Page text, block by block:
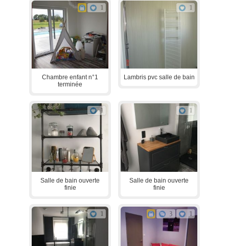
1
Chambre enfant n°1
terminée
1
Lambris pvc salle de bain
1
Salle de bain ouverte
finie
1
Salle de bain ouverte
finie
1 3 1